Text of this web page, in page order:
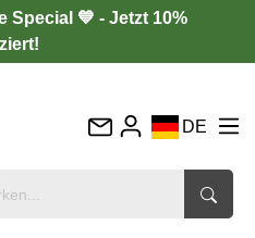
Special 💙 - Jetzt 10%
DE
IT